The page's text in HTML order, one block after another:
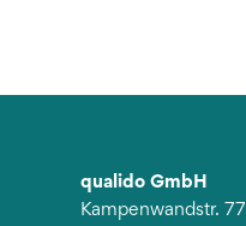
qualido GmbH
Kampenwandstr. 77